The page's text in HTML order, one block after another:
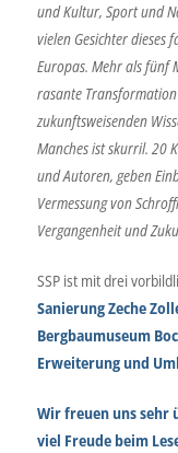
und Kultur, Sport und
vielen Gesichter dieses
Europas. Mehr als fünf
rasante
zukunftsweisenden
Manches ist skurril. 20
und Autoren, geben
Vermessung von
Vergangenheit und
SSP ist mit drei
Sanierung Zeche
Bergbaumuseum
Erweiterung und
Wir freuen uns sehr
viel Freude beim